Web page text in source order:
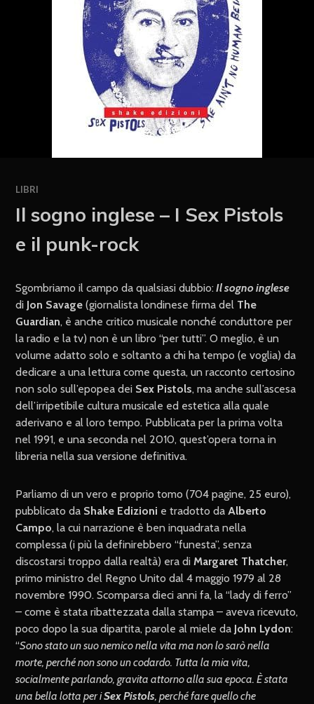
LIBRI
Il sogno inglese – I Sex Pistols
e il punk-rock
Sgombriamo il campo da qualsiasi dubbio:Il sogno inglese
di Jon Savage (giornalista londinese firma del The
Guardian, è anche critico musicale nonché conduttore per
la radio e la tv) non è un libro “per tutti”. O meglio, è un
volume adatto solo e soltanto a chi ha tempo (e voglia) da
dedicare a una lettura come questa, un racconto certosino
non solo sull’epopea dei Sex Pistols, ma anche sull’ascesa
dell’irripetibile cultura musicale ed estetica alla quale
aderivano e al loro tempo. Pubblicata per la prima volta
nel 1991, e una seconda nel 2010, quest’opera torna in
libreria nella sua versione definitiva.
Parliamo di un vero e proprio tomo (704 pagine, 25 euro),
pubblicato da Shake Edizioni e tradotto daAlberto
Campo, la cui narrazione è ben inquadrata nella
complessa (i più la definirebbero “funesta”, senza
discostarsi troppo dalla realtà) era diMargaret Thatcher,
primo ministro del Regno Unito dal 4 maggio 1979 al 28
novembre 1990. Scomparsa dieci anni fa, la “lady di ferro”
– come è stata ribattezzata dalla stampa – aveva ricevuto,
poco dopo la sua dipartita, parole al miele da John Lydon:
“Sono stato un suo nemico nella vita ma non lo sarò nella
morte, perché non sono un codardo. Tutta la mia vita,
socialmente parlando, gravita attorno alla sua epoca. È stata
una bella lotta per iSex Pistols, perché fare quello che